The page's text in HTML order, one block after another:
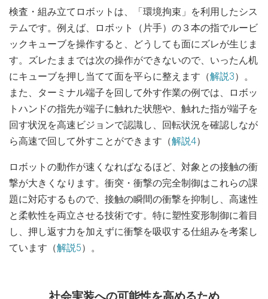
検査・組み立てロボットは、「環境拘束」を利用したシス
テムです。例えば、ロボット（片手）の３本の指でルービ
ックキューブを操作すると、どうしても面にズレが生じま
す。ズレたままでは次の操作ができないので、いったん机
にキューブを押し当てて面を平らに整えます（解説3）。
また、ターミナル端子を回して外す作業の例では、ロボッ
トハンドの指先が端子に触れた状態や、触れた指が端子を
回す状況を高速ビジョンで認識し、回転状況を確認しなが
ら高速で回して外すことができます（解説4）
ロボットの動作が速くなればなるほど、対象との接触の衝
撃が大きくなります。衝突・衝撃の完全制御はこれらの課
題に対応するもので、接触の瞬間の衝撃を抑制し、高速性
と柔軟性を両立させる技術です。特に塑性変形制御に着目
し、押し返す力を加えずに衝撃を吸収する仕組みを考案し
ています（解説5）。